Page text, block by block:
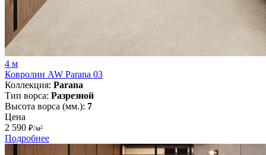
4 м
Ковролин AW Parana 03
Коллекция: Parana
Тип ворса: Разрезной
Высота ворса (мм.): 7
Цена
2 590 ₽/м²
Подробнее